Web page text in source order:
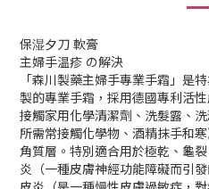
保湿夕刀 軟膏
主婦手温疹 の解決
「森川製藥主婦手專業手霜」是
製的專業手霜，採用德國專利活
接觸家用化學清潔劑、洗髮露、
所需常接觸化學物、酒精抹手和
角質層。特別適合用於極乾、龜
炎（一種皮膚神經功能障礙而引